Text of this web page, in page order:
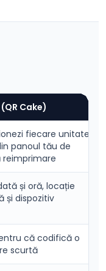
Cake)
fiecare unitate
panoul tău de
și oră, locație
și dispozitiv
că codifică o
scurtă